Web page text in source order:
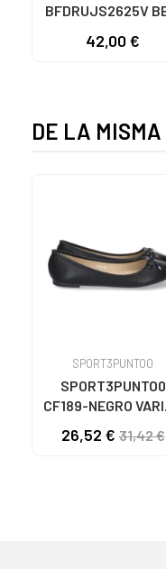
BFDRUJS2625V
42,00 €
DE LA
SPORT3PUNTO0
SPORT3PUNTO0
CF189-NEGRO
26,52 €31,42 €